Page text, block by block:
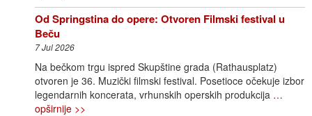
Od Springstina do opere: Otvoren Filmski festival u
Beču
7 Jul 2026
Na bečkom trgu ispred Skupštine grada (Rathausplatz)
otvoren je 36. Muzički filmski festival. Posetioce očekuje izbor
legendarnih koncerata, vrhunskih operskih produkcija …
opširnije >>